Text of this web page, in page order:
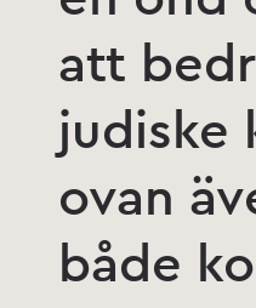
att
judiske
ovan
både